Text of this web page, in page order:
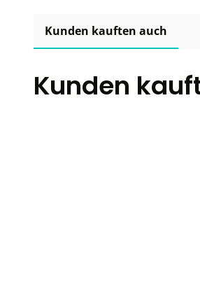
Kunden kauften auch
Kunden